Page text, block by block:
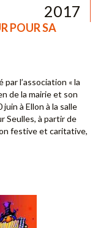
2017
POUR SA
l’association « la
de la mairie et son
à Ellon à la salle
Seulles, à partir de
festive et caritative,